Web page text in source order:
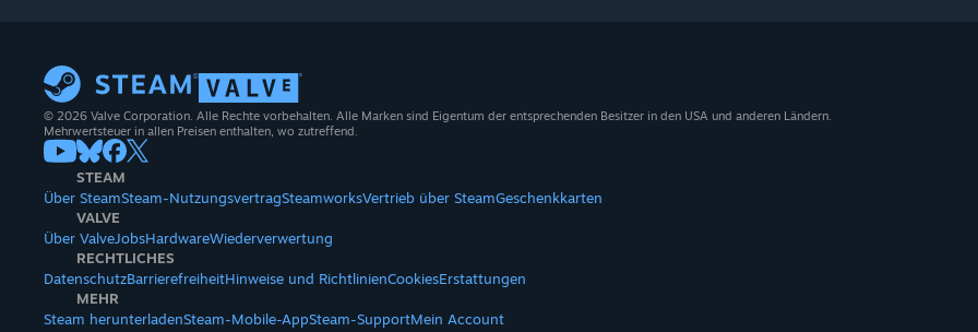
© 2026 Valve Corporation. Alle Rechte vorbehalten. Alle Marken sind Eigentum der entsprechenden Besitzer in den USA und anderen Ländern.
Mehrwertsteuer in allen Preisen enthalten, wo zutreffend.
STEAM
Über SteamSteam-NutzungsvertragSteamworksVertrieb über SteamGeschenkkarten
VALVE
Über ValveJobsHardwareWiederverwertung
RECHTLICHES
DatenschutzBarrierefreiheitHinweise und RichtlinienCookiesErstattungen
MEHR
Steam herunterladenSteam-Mobile-AppSteam-SupportMein Account